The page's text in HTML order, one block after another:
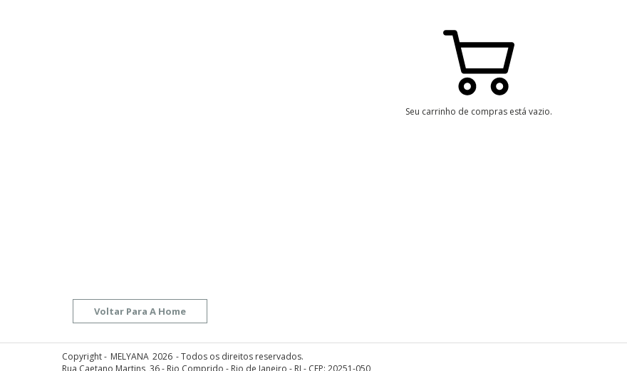
Seu carrinho de compras está vazio.
Copyright - MELYANA 2026 - Todos os direitos reservados.
Rua Caetano Martins, 36 - Rio Comprido - Rio de Janeiro - RJ - CEP: 20251-050